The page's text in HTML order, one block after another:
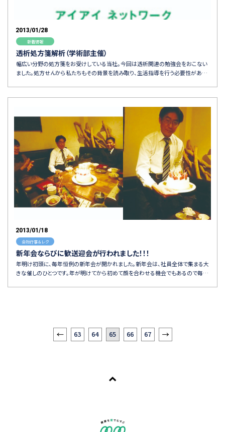
2013/01/28
新着情報
透析処方箋解析（学術部主催）
幅広い分野の処方箋をお受けしている当社。今回は透析関連の勉強会をおこない
ました。処方せんから私たちもその背景を読み取り、生活指導を行う必要性があ…
2013/01/18
会社行事＆レク
新年会ならびに歓送迎会が行われました！！！
年明け初頭に、毎年恒例の新年会が開かれました。新年会は、社員全体で集まる大
きな催しのひとつです。年が明けてから初めて顔を合わせる機会でもあるので毎…
63 64 65 66 67